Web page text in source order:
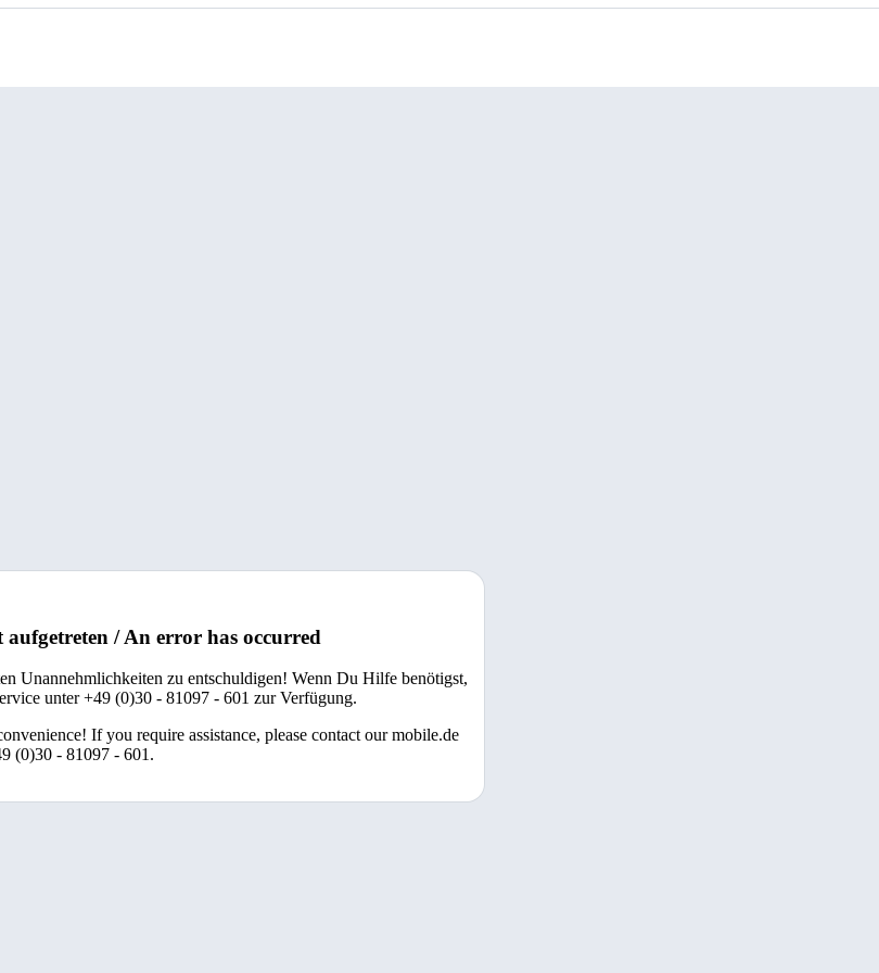
aufgetreten / An error has occurred
Unannehmlichkeiten zu entschuldigen! Wenn Du Hilfe benötigst,
unter +49 (0)30 - 81097 - 601 zur Verfügung.
If you require assistance, please contact our mobile.de
(0)30 - 81097 - 601.